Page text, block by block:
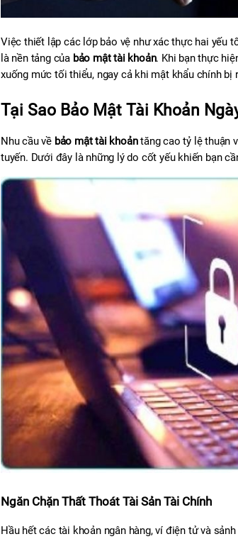
Việc thiết lập các lớp bảo vệ như xác thực hai yếu
là nền tảng của bảo mật tài khoản. Khi bạn thực
xuống mức tối thiểu, ngay cả khi mật khẩu chính bị
Tại Sao Bảo Mật Tài Khoản
Nhu cầu về bảo mật tài khoản tăng cao tỷ lệ thuận
tuyến. Dưới đây là những lý do cốt yếu khiến bạn
Ngăn Chặn Thất Thoát Tài Sản Tài Chính
Hầu hết các tài khoản ngân hàng, ví điện tử và